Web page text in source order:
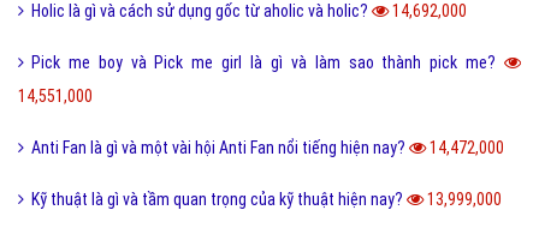
Holic là gì và cách sử dụng gốc từ aholic và holic? 14,692,000
Pick me boy và Pick me girl là gì và làm sao thành pick me?
14,551,000
Anti Fan là gì và một vài hội Anti Fan nổi tiếng hiện nay? 14,472,000
Kỹ thuật là gì và tầm quan trọng của kỹ thuật hiện nay? 13,999,000